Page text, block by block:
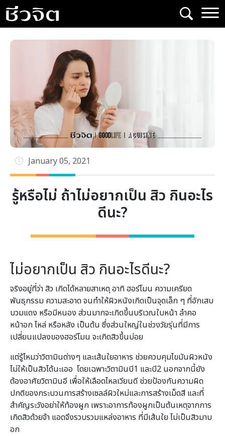
Skip
to
content
January 05, 2021
รู้หรือไม่ ถ้าไม่อยากเป็น สิว กินอะไร
ดีนะ?
ไม่อยากเป็น สิว กินอะไรดีนะ?
จริงอยู่ที่ว่า สิว เกิดได้หลายสาเหตุ อาทิ ฮอร์โมน ความเครียด
พันธุกรรม ความสะอาด จนทำให้ผิวหนังเกิดเป็นจุดเล็ก ๆ ที่อักเสบ
บวมแดง หรือมีหนอง ส่วนมากจะเกิดขึ้นบริเวณใบหน้า ลำคอ
หน้าอก ไหล่ หรือหลัง เป็นต้น ซึ่งส่วนใหญ่ในช่วงวัยรุ่นที่มีการ
เปลี่ยนแปลงของฮอร์โมน จะเกิดสิวขึ้นบ่อย
แต่รู้ไหมว่าวิตามินต่างๆ และเส้นใยอาหาร ช่วยควบคุมไขมันผิวหนัง
ไม่ให้เป็นสิวได้นะเออ โดยเฉพาะวิตามินบี1 และบี2 นอกจากนี้ยัง
ต้องอาศัยวิตามินอี เพื่อให้เลือดไหลเวียนดี ช่วยป้องกันความผิด
ปกติของกระบวนการสร้างเซลล์ผิวใหม่และการสร้างเม็ดสี และที่
สำคัญระวังอย่าให้ท้องผูก เพราะอาการท้องผูกเป็นต้นเหตุจากการ
เกิดสิวด้วยจ้า แอดจึงรวบรวมแหล่งอาหาร ที่มีเส้นใย ไม่เป็นสิวมาบ
อก